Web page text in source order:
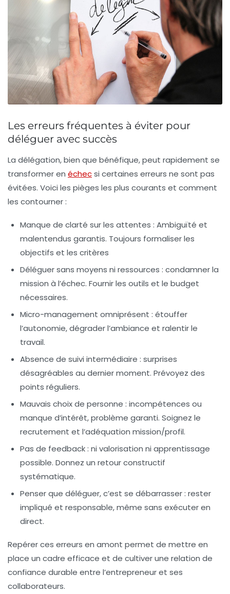
Les erreurs fréquentes à éviter pour
déléguer avec succès
La délégation, bien que bénéfique, peut rapidement se
transformer en échecsi certaines erreurs ne sont pas
évitées. Voici les pièges les plus courants et comment
les contourner :
Manque de clarté sur les attentes : Ambiguïté et
malentendus garantis. Toujours formaliser les
objectifs et les critères
Déléguer sans moyens ni ressources : condamner la
mission à l’échec. Fournir les outils et le budget
nécessaires.
Micro-management omniprésent : étouffer
l’autonomie, dégrader l’ambiance et ralentir le
travail.
Absence de suivi intermédiaire : surprises
désagréables au dernier moment. Prévoyez des
points réguliers.
Mauvais choix de personne : incompétences ou
manque d’intérêt, problème garanti. Soignez le
recrutement et l’adéquation mission/profil.
Pas de feedback : ni valorisation ni apprentissage
possible. Donnez un retour constructif
systématique.
Penser que déléguer, c’est se débarrasser : rester
impliqué et responsable, même sans exécuter en
direct.
Repérer ces erreurs en amont permet de mettre en
place un cadre efficace et de cultiver une relation de
confiance durable entre l’entrepreneur et ses
collaborateurs.